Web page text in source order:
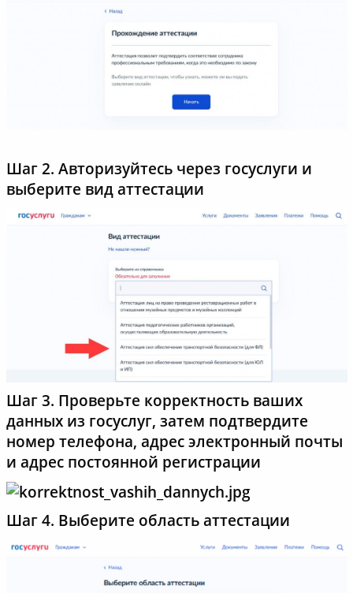
Шаг 2. Авторизуйтесь через госуслуги и
выберите вид аттестации
Шаг 3. Проверьте корректность ваших
данных из госуслуг, затем подтвердите
номер телефона, адрес электронный почты
и адрес постоянной регистрации
Шаг 4. Выберите область аттестации